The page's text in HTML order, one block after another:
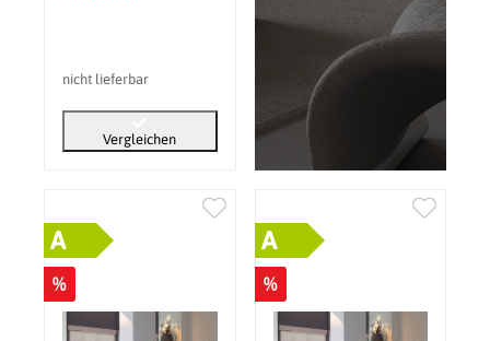
nicht lieferbar
Vergleichen
A
%
A
%